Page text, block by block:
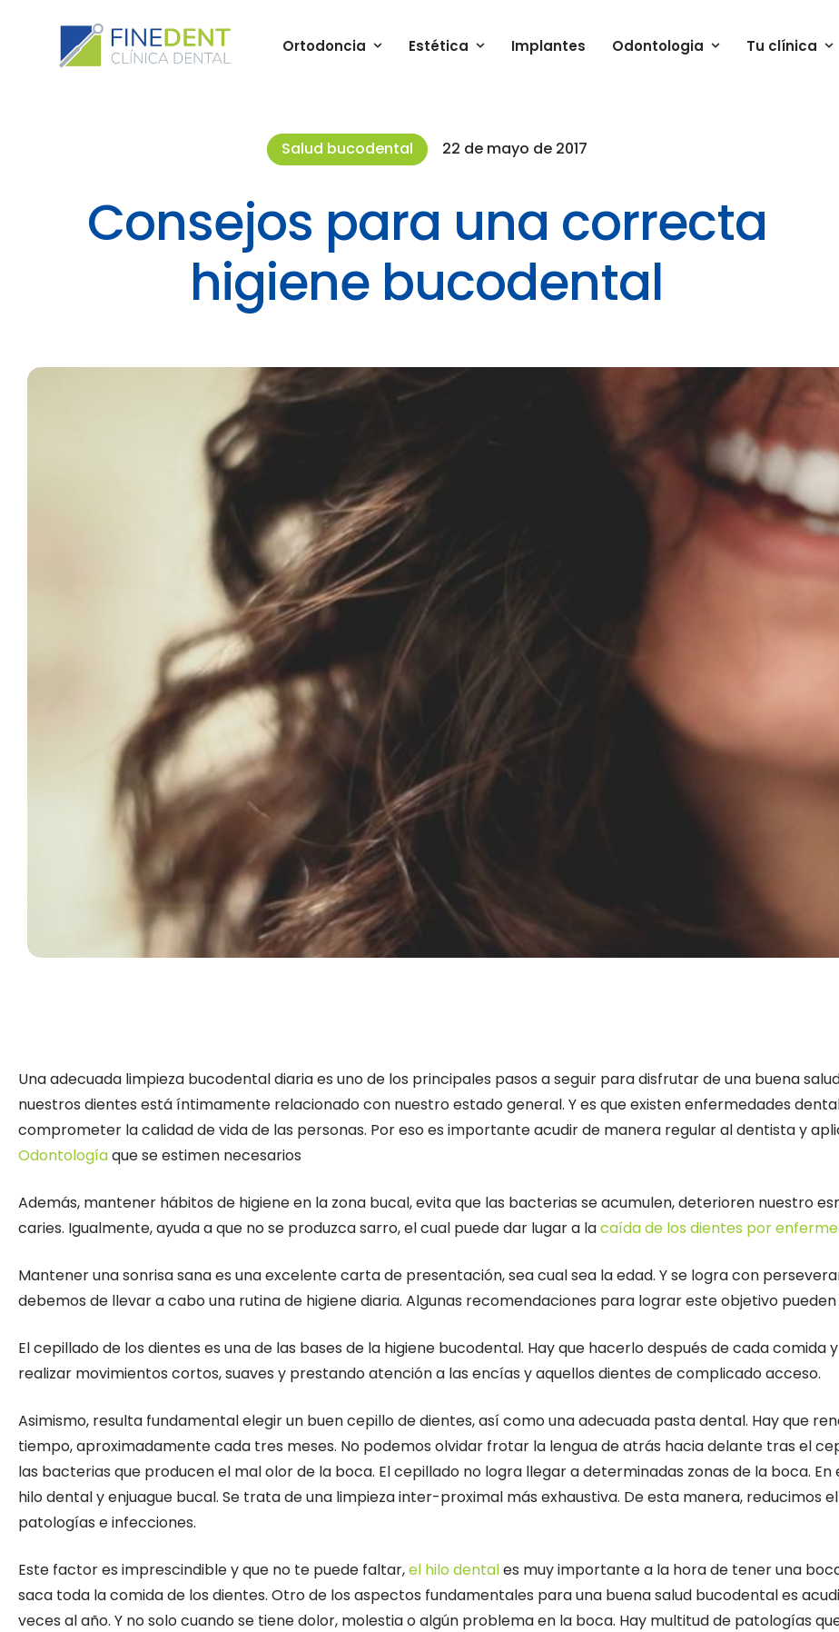
Ortodoncia Estética Implantes Odontologia Tu clínica
Salud bucodental 22 de mayo de 2017
Consejos para una correcta
higiene bucodental
Una adecuada limpieza bucodental diaria es uno de los principales pasos a seguir para disfrutar de una buena
nuestros dientes está íntimamente relacionado con nuestro estado general. Y es que existen enfermedades
comprometer la calidad de vida de las personas. Por eso es importante acudir de manera regular al dentista y
Odontologíaque se estimen necesarios
Además, mantener hábitos de higiene en la zona bucal, evita que las bacterias se acumulen, deterioren nuestro
caries. Igualmente, ayuda a que no se produzca sarro, el cual puede dar lugar a lacaída de los dientes por
Mantener una sonrisa sana es una excelente carta de presentación, sea cual sea la edad. Y se logra con
debemos de llevar a cabo una rutina de higiene diaria. Algunas recomendaciones para lograr este objetivo pueden
El cepillado de los dientes es una de las bases de la higiene bucodental. Hay que hacerlo después de cada comida
realizar movimientos cortos, suaves y prestando atención a las encías y aquellos dientes de complicado acceso.
Asimismo, resulta fundamental elegir un buen cepillo de dientes, así como una adecuada pasta dental. Hay que
tiempo, aproximadamente cada tres meses. No podemos olvidar frotar la lengua de atrás hacia delante tras el
las bacterias que producen el mal olor de la boca. El cepillado no logra llegar a determinadas zonas de la boca. En
hilo dental y enjuague bucal. Se trata de una limpieza inter-proximal más exhaustiva. De esta manera, reducimos
patologías e infecciones.
Este factor es imprescindible y que no te puede faltar,el hilo dentales muy importante a la hora de tener una
saca toda la comida de los dientes. Otro de los aspectos fundamentales para una buena salud bucodental es
veces al año. Y no solo cuando se tiene dolor, molestia o algún problema en la boca. Hay multitud de patologías